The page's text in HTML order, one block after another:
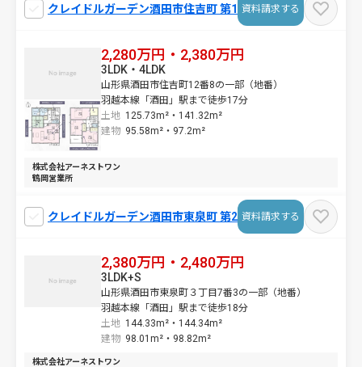
クレイドルガーデン酒田市住吉町 第1 資料請求する
2,280万円・2,380万円
山形県酒田市住吉町12番8の一部（地番）
羽越本線「酒田」駅まで徒歩17分
土地 125.73m²・ 141.32m²
3LDK・4LDK
建物 95.58m²・ 97.2m²
株式会社アーネストワン
鶴岡営業所
クレイドルガーデン酒田市東泉町 第2 資料請求する
2,380万円・2,480万円
山形県酒田市東泉町３丁目7番3の一部（地番）
羽越本線「酒田」駅まで徒歩18分
土地 144.33m²・ 144.34m²
3LDK+S
建物 98.01m²・ 98.82m²
株式会社アーネストワン